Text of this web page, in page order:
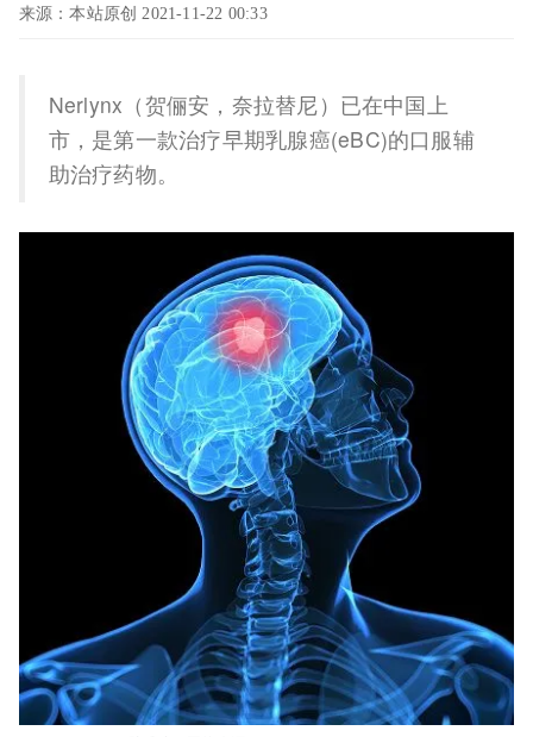
来源：本站原创 2021-11-22 00:33
Nerlynx（贺俪安，奈拉替尼）已在中国上
市，是第一款治疗早期乳腺癌(eBC)的口服辅
助治疗药物。